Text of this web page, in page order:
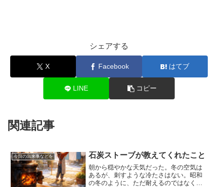
シェアする
X Facebook はてブ
LINE コピー
関連記事
今日の出来事などを 石炭ストーブが教えてくれたこと
朝から穏やかな天気だった。冬の空気は
あるが、刺すような冷たさはない。昭和
の冬のように、ただ耐えるのではなく、